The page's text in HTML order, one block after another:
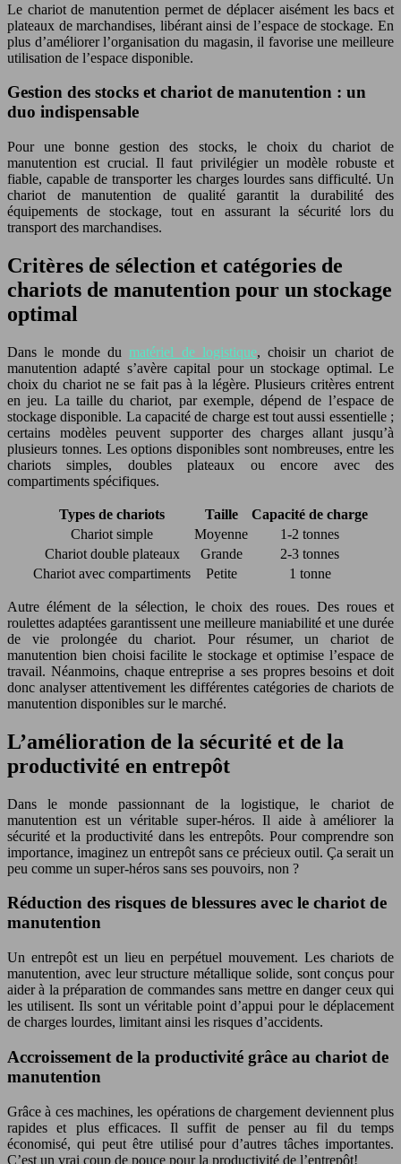
Le chariot de manutention permet de déplacer aisément les bacs et
plateaux de marchandises, libérant ainsi de l’espace de stockage. En
plus d’améliorer l’organisation du magasin, il favorise une meilleure
utilisation de l’espace disponible.
Gestion des stocks et chariot de manutention : un
duo indispensable
Pour une bonne gestion des stocks, le choix du chariot de
manutention est crucial. Il faut privilégier un modèle robuste et
fiable, capable de transporter les charges lourdes sans difficulté. Un
chariot de manutention de qualité garantit la durabilité des
équipements de stockage, tout en assurant la sécurité lors du
transport des marchandises.
Critères de sélection et catégories de
chariots de manutention pour un stockage
optimal
Dans le monde dumatériel de logistique, choisir un chariot de
manutention adapté s’avère capital pour un stockage optimal. Le
choix du chariot ne se fait pas à la légère. Plusieurs critères entrent
en jeu. La taille du chariot, par exemple, dépend de l’espace de
stockage disponible. La capacité de charge est tout aussi essentielle ;
certains modèles peuvent supporter des charges allant jusqu’à
plusieurs tonnes. Les options disponibles sont nombreuses, entre les
chariots simples, doubles plateaux ou encore avec des
compartiments spécifiques.
Types de chariots Taille
Capacité de charge
Chariot simple
Moyenne
1-2 tonnes
Chariot double plateaux
Grande
2-3 tonnes
Chariot avec compartiments
Petite 1 tonne
Autre élément de la sélection, le choix des roues. Des roues et
roulettes adaptées garantissent une meilleure maniabilité et une durée
de vie prolongée du chariot. Pour résumer, un chariot de
manutention bien choisi facilite le stockage et optimise l’espace de
travail. Néanmoins, chaque entreprise a ses propres besoins et doit
donc analyser attentivement les différentes catégories de chariots de
manutention disponibles sur le marché.
L’amélioration de la sécurité et de la
productivité en entrepôt
Dans le monde passionnant de la logistique, le chariot de
manutention est un véritable super-héros. Il aide à améliorer la
sécurité et la productivité dans les entrepôts. Pour comprendre son
importance, imaginez un entrepôt sans ce précieux outil. Ça serait un
peu comme un super-héros sans ses pouvoirs, non ?
Réduction des risques de blessures avec le chariot de
manutention
Un entrepôt est un lieu en perpétuel mouvement. Les chariots de
manutention, avec leur structure métallique solide, sont conçus pour
aider à la préparation de commandes sans mettre en danger ceux qui
les utilisent. Ils sont un véritable point d’appui pour le déplacement
de charges lourdes, limitant ainsi les risques d’accidents.
Accroissement de la productivité grâce au chariot de
manutention
Grâce à ces machines, les opérations de chargement deviennent plus
rapides et plus efficaces. Il suffit de penser au fil du temps
économisé, qui peut être utilisé pour d’autres tâches importantes.
C’est un vrai coup de pouce pour la productivité de l’entrepôt!